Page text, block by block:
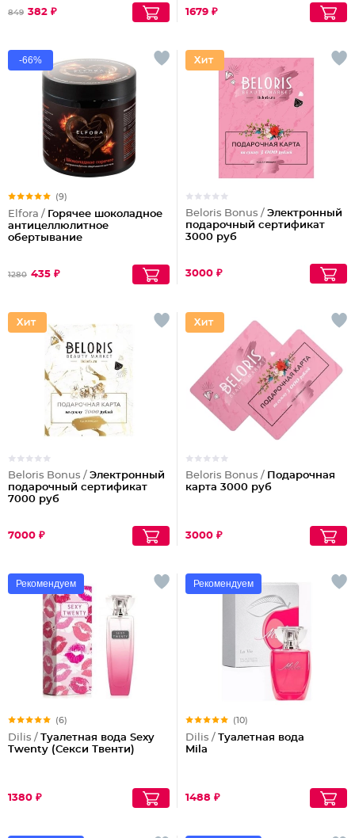
849 382 ₽ 1679 ₽
-66%
(9)
Elfora / Горячее шоколадное
антицеллюлитное
обертывание
1280 435 ₽
Beloris Bonus / Электронный
подарочный сертификат
3000 руб
3000 ₽
Beloris Bonus / Электронный
подарочный сертификат
7000 руб
7000 ₽
Beloris Bonus / Подарочная
карта 3000 руб
3000 ₽
Рекомендуем
(6)
Dilis / Туалетная вода Sexy
Twenty (Секси Твенти)
1380 ₽
Рекомендуем
(10)
Dilis / Туалетная вода
Mila
1488 ₽